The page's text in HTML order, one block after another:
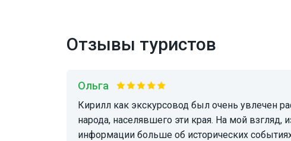
Отзывы туристов
Ольга
Кирилл как экскурсовод был очень увлечен рассказами об истории
народа, населявшего эти края. На мой взгляд,
информации больше об исторических